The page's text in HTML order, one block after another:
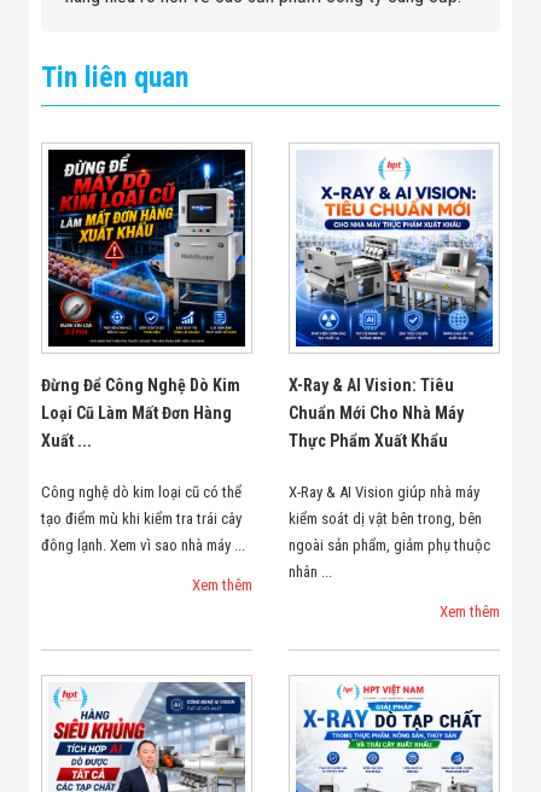
Tin liên quan
Đừng Để Công Nghệ Dò Kim
Loại Cũ Làm Mất Đơn Hàng
Xuất ...
Công nghệ dò kim loại cũ có thể
tạo điểm mù khi kiểm tra trái cây
đông lạnh. Xem vì sao nhà máy ...
Xem thêm
X-Ray & AI Vision: Tiêu
Chuẩn Mới Cho Nhà Máy
Thực Phẩm Xuất Khẩu
X-Ray & AI Vision giúp nhà máy
kiểm soát dị vật bên trong, bên
ngoài sản phẩm, giảm phụ thuộc
nhân ...
Xem thêm